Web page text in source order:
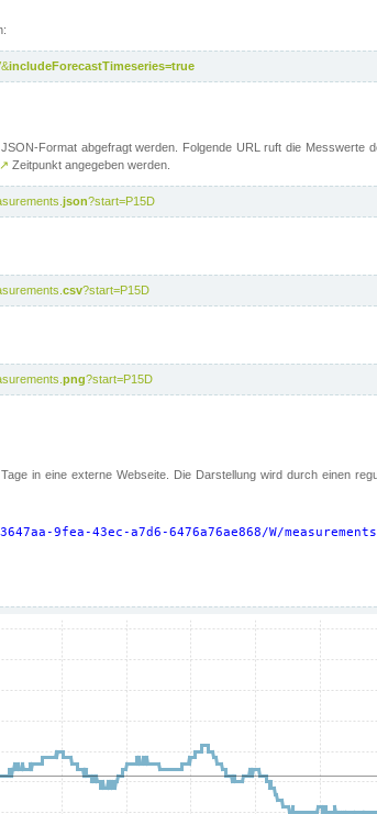
includeForecastTimeseries=true
Format abgefragt werden. Folgende URL ruft die Messwerte
↗ Zeitpunkt angegeben werden.
json?start=P15D
csv?start=P15D
png?start=P15D
in eine externe Webseite. Die Darstellung wird durch einen
43ec-a7d6-6476a76ae868/W/